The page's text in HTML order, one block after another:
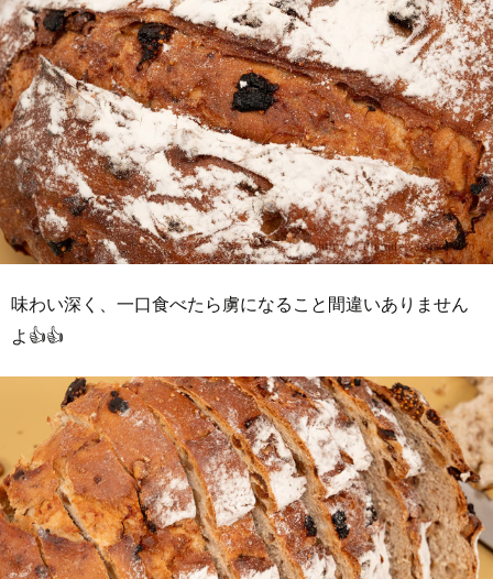
味わい深く、一口食べたら虜になること間違いありません
よ👍👍